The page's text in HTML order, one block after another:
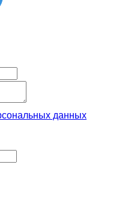
данных